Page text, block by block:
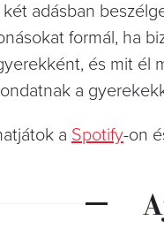
adásban
formál, ha
és mit él
a
a Spotify-on